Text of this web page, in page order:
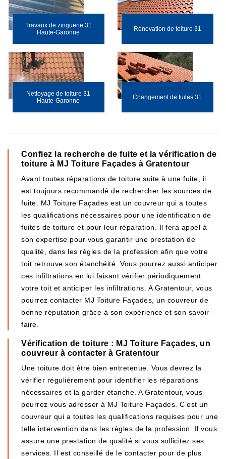
Travaux de zinguerie 31
Haute-Garonne
Rénovation de toiture 31
Nettoyage de toiture 31
Haute-Garonne
Changement de tuiles 31
Confiez la recherche de fuite et la vérification de
toiture à MJ Toiture Façades à Gratentour
Avant toutes réparations de toiture suite à une fuite, il
est toujours recommandé de rechercher les sources de
fuite. MJ Toiture Façades est un couvreur qui a toutes
les qualifications nécessaires pour une identification de
fuites de toiture et pour leur réparation. Il fera appel à
son expertise pour vous garantir une prestation de
qualité, dans les règles de la profession afin que votre
toit retrouve son étanchéité. Vous pourrez aussi anticiper
ces infiltrations en lui faisant vérifier périodiquement
votre toit et anticiper les infiltrations. A Gratentour, vous
pourrez contacter MJ Toiture Façades, un couvreur de
bonne réputation grâce à son expérience et son savoir-
faire.
Vérification de toiture : MJ Toiture Façades, un
couvreur à contacter à Gratentour
Une toiture doit être bien entretenue. Vous devrez la
vérifier régulièrement pour identifier les réparations
nécessaires et la garder étanche. A Gratentour, vous
pourrez vous adresser à MJ Toiture Façades. C’est un
couvreur qui a toutes les qualifications requises pour une
telle intervention dans les règles de la profession. Il vous
assure une prestation de qualité si vous sollicitez ses
services. Il est conseillé de le contacter pour de plus